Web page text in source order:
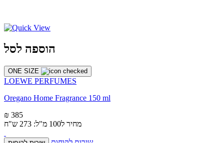
הוספה לסל
ONE SIZE
LOEWE PERFUMES
Oregano Home Fragrance 150 ml
₪ 385
מחיר ל100 מ"ל: 273 ש"ח